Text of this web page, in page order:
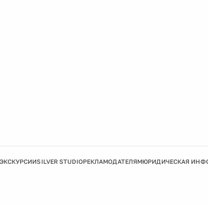
ЭКСКУРСИИSILVER STUDIOРЕКЛАМОДАТЕЛЯМЮРИДИЧЕСКАЯ